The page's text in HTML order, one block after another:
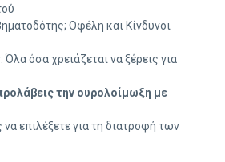
Οφέλη και Κίνδυνοι
όσα χρειάζεται να ξέρεις για
την ουρολοίμωξη με
επιλέξετε για τη διατροφή των